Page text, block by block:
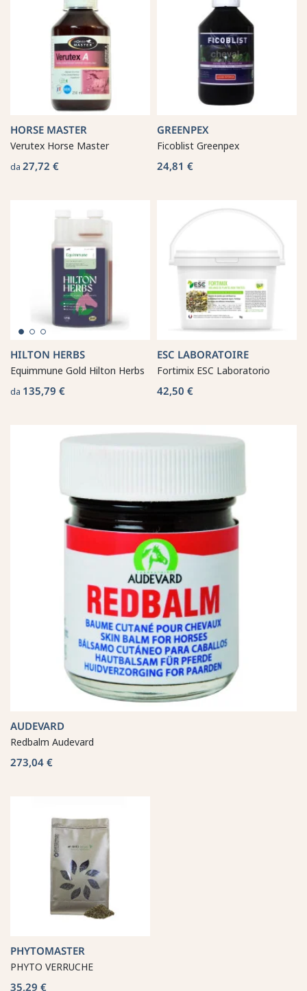
HORSE MASTER
Verutex Horse Master
da 27,72 €
GREENPEX
Ficoblist Greenpex
24,81 €
HILTON HERBS
Equimmune Gold Hilton Herbs
da 135,79 €
ESC LABORATOIRE
Fortimix ESC Laboratorio
42,50 €
AUDEVARD
Redbalm Audevard
273,04 €
PHYTOMASTER
PHYTO VERRUCHE
35,29 €